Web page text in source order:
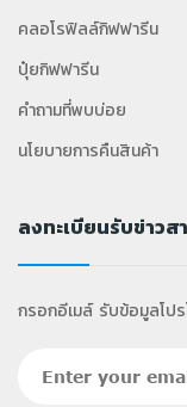
คลอโรฟิลล์กิฟฟารีน
ปุ๋ยกิฟฟารีน
คำถามที่พบบ่อย
นโยบายการคืนสินค้า
ลงทะเบียนรับข่าวส
กรอกอีเมล์ รับข้อมูลโป